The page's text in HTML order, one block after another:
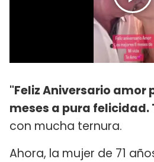
"Feliz Aniversario amor
meses a pura felicidad.
con mucha ternura.
Ahora, la mujer de 71